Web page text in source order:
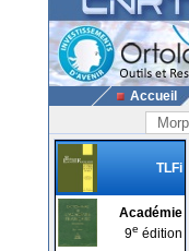
Accueil
TLFi
Académie
9e édition